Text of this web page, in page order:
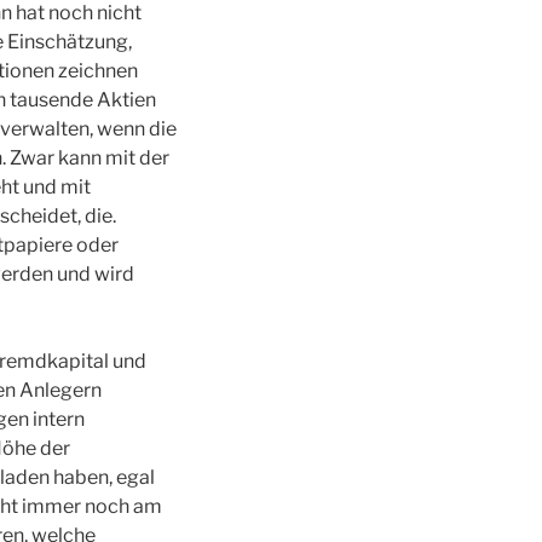
hat noch nicht
Einschätzung,
zeichnen
tausende Aktien
wenn die
Zwar kann mit der
und mit
die.
oder
und wird
und
Anlegern
intern
der
haben, egal
immer noch am
welche